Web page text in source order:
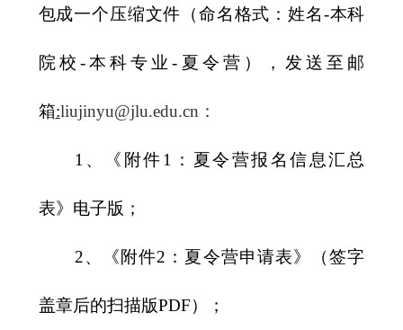
包成一个压缩文件（命名格式：姓名-本科
院校 -本科专业- 夏令营）， 发送至邮
箱:liujinyu@jlu.edu.cn ：
1 、《附件1 ：夏令营报名信息汇总
表》电子版；
2、《附件2 ：夏令营申请表》（签字
盖章后的扫描版PDF）；